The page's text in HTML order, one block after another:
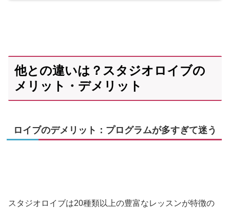
他との違いは？スタジオロイブの
メリット・デメリット
ロイブのデメリット：プログラムが多すぎて迷う
スタジオロイブは20種類以上の豊富なレッスンが特徴の